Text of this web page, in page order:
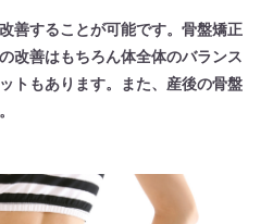
善することが可能です。骨盤矯正
改善はもちろん体全体のバランス
トもあります。また、産後の骨盤